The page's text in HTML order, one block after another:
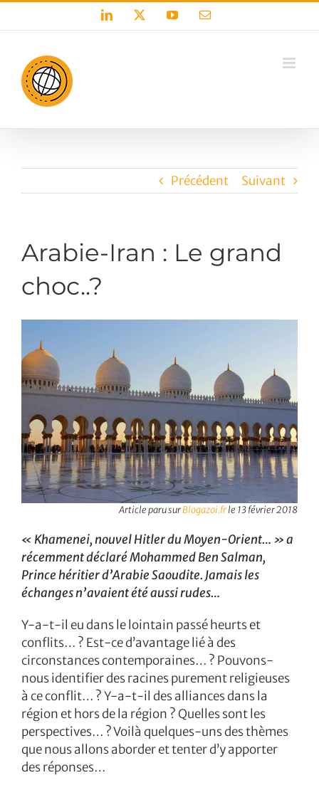
LinkedIn YouTubeEmail
Précédent Suivant
Arabie-Iran : Le grand
choc..?
Article paru surBlogazoi.frle 13 février 2018
« Khamenei, nouvel Hitler du Moyen-Orient… » a
récemment déclaré Mohammed Ben Salman,
Prince héritier d’Arabie Saoudite. Jamais les
échanges n’avaient été aussi rudes…
Y-a-t-il eu dans le lointain passé heurts et
conflits… ? Est-ce d’avantage lié à des
circonstances contemporaines… ? Pouvons-
nous identifier des racines purement religieuses
à ce conflit… ? Y-a-t-il des alliances dans la
région et hors de la région ? Quelles sont les
perspectives… ? Voilà quelques-uns des thèmes
que nous allons aborder et tenter d’y apporter
des réponses…